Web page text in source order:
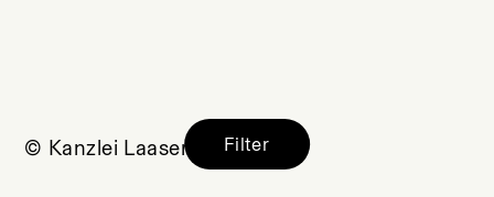
Filter
© Kanzlei Laaser 2026